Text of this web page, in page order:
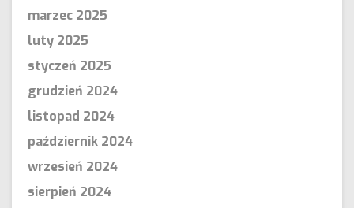
marzec 2025
luty 2025
styczeń 2025
grudzień 2024
listopad 2024
październik 2024
wrzesień 2024
sierpień 2024